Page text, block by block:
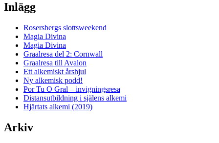
Inlägg
Rosersbergs slottsweekend
Magia Divina
Magia Divina
Graalresa del 2: Cornwall
Graalresa till Avalon
Ett alkemiskt årshjul
Ny alkemisk podd!
Por Tu O Gral – invigningsresa
Distansutbildning i själens alkemi
Hjärtats alkemi (2019)
Arkiv